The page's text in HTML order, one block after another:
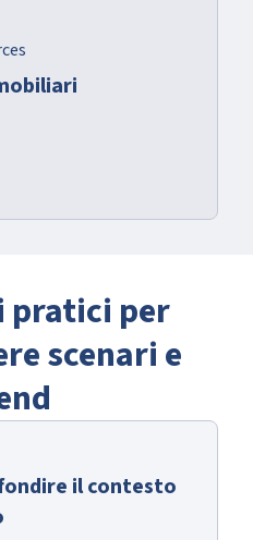
per
scenari e
il contesto